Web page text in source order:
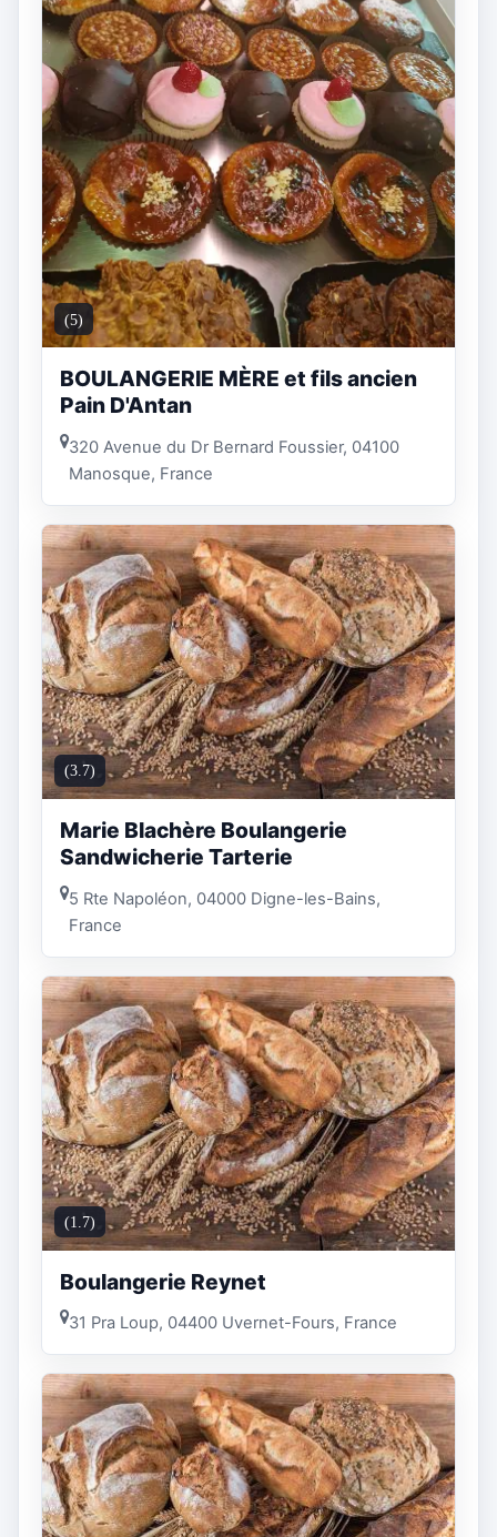
(5)
BOULANGERIE MÈRE et fils ancien
Pain D'Antan
320 Avenue du Dr Bernard Foussier, 04100
Manosque, France
(3.7)
Marie Blachère Boulangerie
Sandwicherie Tarterie
5 Rte Napoléon, 04000 Digne-les-Bains,
France
(1.7)
Boulangerie Reynet
31 Pra Loup, 04400 Uvernet-Fours, France